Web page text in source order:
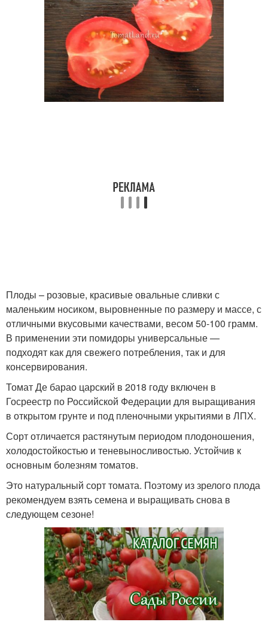
Плоды – розовые, красивые овальные сливки с
маленьким носиком, выровнен­ные по размеру и массе, с
отличными вкусо­выми качества­ми, весом 50-100 грамм.
В применении эти помидоры универсальные —
подходят как для свежего потребления, так и для
консервирования.
Томат Де барао царский в 2018 году включен в
Госреестр по Российской Федерации для выращивания
в открытом грунте и под пленочными укрытиями в ЛПХ.
Сорт отличается растянутым периодом плодоношения,
холодостойкостью и теневыносливостью. Устойчив к
основным болезням томатов.
Это натуральный сорт томата. Поэтому из зрелого плода
рекомендуем взять семена и выращивать снова в
следующем сезоне!